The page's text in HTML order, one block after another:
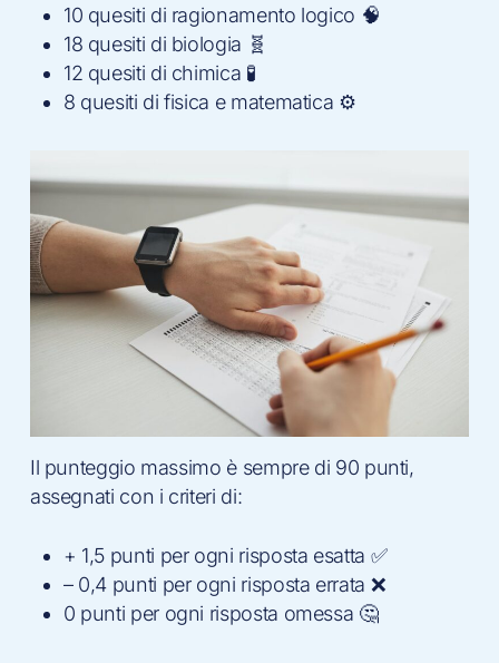
10 quesiti di ragionamento logico 🧠
18 quesiti di biologia 🧬
12 quesiti di chimica 🧪
8 quesiti di fisica e matematica ⚙️
Il punteggio massimo è sempre di 90 punti,
assegnati con i criteri di:
+ 1,5 punti per ogni risposta esatta ✅
– 0,4 punti per ogni risposta errata ❌
0 punti per ogni risposta omessa 🤔